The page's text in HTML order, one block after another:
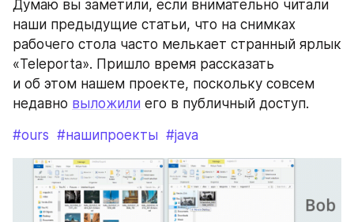
Думаю вы заметили, если внимательно читали
наши предыдущие статьи, что на снимках
рабочего стола часто мелькает странный ярлык
«Teleporta». Пришло время рассказать
и об этом нашем проекте, поскольку совсем
недавно выложили его в публичный доступ.
#ours #нашипроекты #java